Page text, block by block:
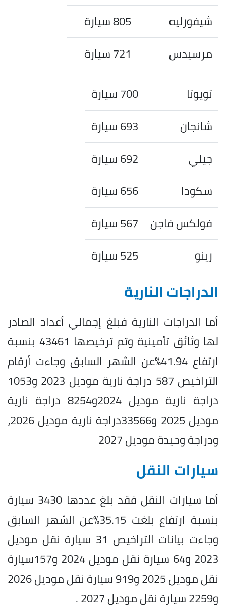
شيفورليه
805 سيارة
مرسيدس
721 سيارة
تويوتا
700 سيارة
شانجان
693 سيارة
جيلي
692 سيارة
سكودا
656 سيارة
فولكس فاجن 567 سيارة
رينو
525 سيارة
الدراجات النارية
أما الدراجات النارية فبلغ إجمالي أعداد الصادر
لها وثائق تأمينية وتم ترخيصها 43461 بنسبة
ارتفاع 41.94%عن الشهر السابق وجاءت أرقام
التراخيص 587 دراجة نارية موديل 2023 و1053
دراجة نارية موديل 2024و8254 دراجة نارية
موديل 2025 و33566دراجة نارية موديل 2026،
ودراجة وحيدة موديل 2027
سيارات النقل
أما سيارات النقل فقد بلغ عددها 3430 سيارة
بنسبة ارتفاع بلغت 35.15%عن الشهر السابق
وجاءت بيانات التراخيص 31 سيارة نقل موديل
2023 و64 سيارة نقل موديل 2024 و157سيارة
نقل موديل 2025 و919 سيارة نقل موديل 2026
و2259 سيارة نقل موديل 2027 .